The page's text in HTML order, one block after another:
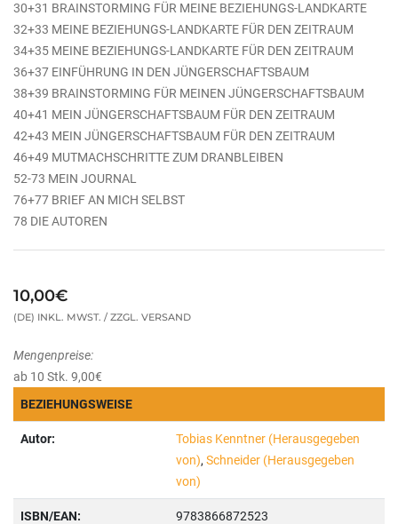
30+31 BRAINSTORMING FÜR MEINE BEZIEHUNGS-LANDKARTE
32+33 MEINE BEZIEHUNGS-LANDKARTE FÜR DEN ZEITRAUM
34+35 MEINE BEZIEHUNGS-LANDKARTE FÜR DEN ZEITRAUM
36+37 EINFÜHRUNG IN DEN JÜNGERSCHAFTSBAUM
38+39 BRAINSTORMING FÜR MEINEN JÜNGERSCHAFTSBAUM
40+41 MEIN JÜNGERSCHAFTSBAUM FÜR DEN ZEITRAUM
42+43 MEIN JÜNGERSCHAFTSBAUM FÜR DEN ZEITRAUM
46+49 MUTMACHSCHRITTE ZUM DRANBLEIBEN
52-73 MEIN JOURNAL
76+77 BRIEF AN MICH SELBST
78 DIE AUTOREN
10,00€
(DE) INKL. MWST. / ZZGL. VERSAND
Mengenpreise:
ab 10 Stk. 9,00€
BEZIEHUNGSWEISE
Autor:
Tobias Kenntner (Herausgegeben
von), Schneider (Herausgegeben
von)
ISBN/EAN: 9783866872523